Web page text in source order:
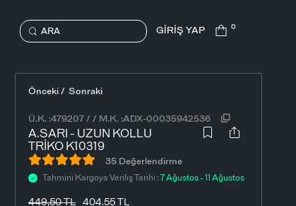
ARA GİRİŞ YAP 0
Önceki / Sonraki
Ü.K. :479207 // M.K. :ADX-00035942536
A.SARI - UZUN KOLLU
TRIKO K10319
35 Değerlendirme
Tahmini Kargoya Veriliş Tarihi :7 Ağustos - 11 Ağustos
449,50TL 404.55 TL